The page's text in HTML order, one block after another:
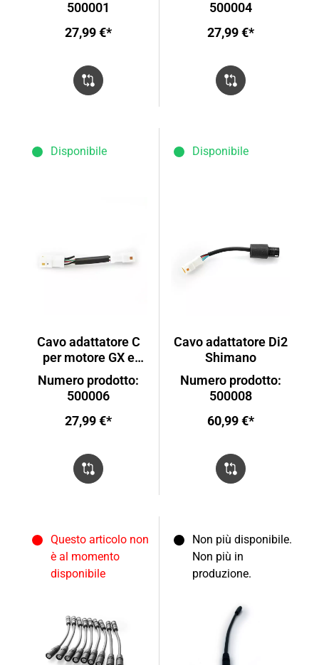
500001
27,99 €*
500004
27,99 €*
Disponibile
Cavo adattatore C
per motore GX e
display D0
Numero prodotto:
500006
27,99 €*
Disponibile
Cavo adattatore Di2
Shimano
Numero prodotto:
500008
60,99 €*
Questo articolo non
è al momento
disponibile
Non più disponibile.
Non più in
produzione.